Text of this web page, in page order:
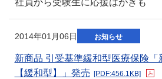
社員から受験生に応援はがきも
2014年01月06日 お知らせ
新商品 引受基準緩和型医療保険「
【緩和型】」発売 [PDF:456.1KB]
新規ウィンドウを開きます